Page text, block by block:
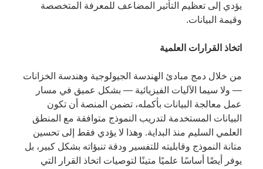
يؤدي إلى تعظيم التأثير المضاعف للمعرفة المتخصصة
وقيمة البيانات.
اتخاذ القرارات العلمية
من خلال دمج مبادئ الهندسة الجيولوجية وهندسة الخزانات
— ولا سيما الآليات الفيزيائية — بشكل عميق في مسار
عمل معالجة البيانات بأكمله، تضمن المنصة أن تكون
البيانات المستخدمة لتدريب النموذج متوافقة مع المنطق
العلمي السليم منذ البداية. وهذا لا يؤدي فقط إلى تحسين
متانة النموذج وقابليته للتفسير ودقة تنبؤاته بشكل كبير، بل
يوفر أيضًا أساسًا علميًا متينًا لتوصيات اتخاذ القرار التي